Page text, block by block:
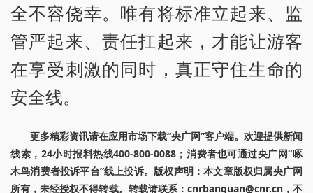
全不容侥幸。唯有将标准立起来、监
管严起来、责任扛起来，才能让游客
在享受刺激的同时，真正守住生命的
安全线。
更多精彩资讯请在应用市场下载“央广网”客户端。欢迎提供新闻
线索，24小时报料热线400-800-0088；消费者也可通过央广网“啄
木鸟消费者投诉平台”线上投诉。版权声明：本文章版权归属央广网
所有，未经授权不得转载。转载请联系：cnrbanquan@cnr.cn，不